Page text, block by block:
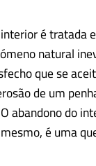
é tratada
natural
que se
de um
abandono do
é uma